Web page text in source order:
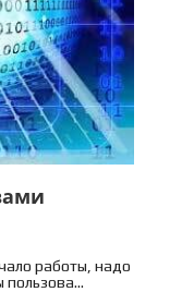
работы, надо
пользова...